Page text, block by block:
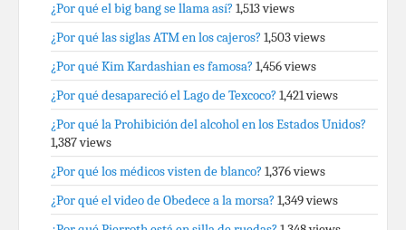
¿Por qué el big bang se llama así? 1,513 views
¿Por qué las siglas ATM en los cajeros? 1,503 views
¿Por qué Kim Kardashian es famosa? 1,456 views
¿Por qué desapareció el Lago de Texcoco? 1,421 views
¿Por qué la Prohibición del alcohol en los Estados Unidos?
1,387 views
¿Por qué los médicos visten de blanco? 1,376 views
¿Por qué el video de Obedece a la morsa? 1,349 views